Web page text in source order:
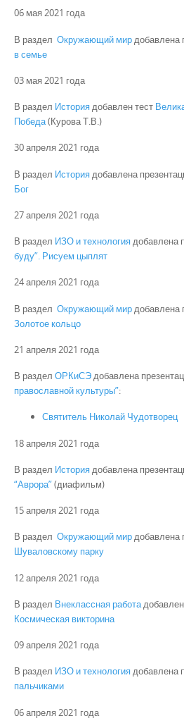
06 мая 2021 года
В раздел Окружающий мир добавлена
в семье
03 мая 2021 года
В раздел Историядобавлен тест
Победа(Курова Т.В.)
30 апреля 2021 года
В раздел История добавлена
Бог
27 апреля 2021 года
В раздел ИЗО и технологиядобавлена
буду”. Рисуем цыплят
24 апреля 2021 года
В раздел Окружающий мир добавлена
Золотое кольцо
21 апреля 2021 года
В раздел ОРКиСЭдобавлена
православной культуры”:
Святитель Николай Чудотворец
18 апреля 2021 года
В раздел Историядобавлена
“Аврора”(диафильм)
15 апреля 2021 года
В раздел Окружающий мирдобавлена
Шуваловскому парку
12 апреля 2021 года
В раздел Внеклассная работа
Космическая викторина
09 апреля 2021 года
В раздел ИЗО и технологиядобавлена
пальчиками
06 апреля 2021 года